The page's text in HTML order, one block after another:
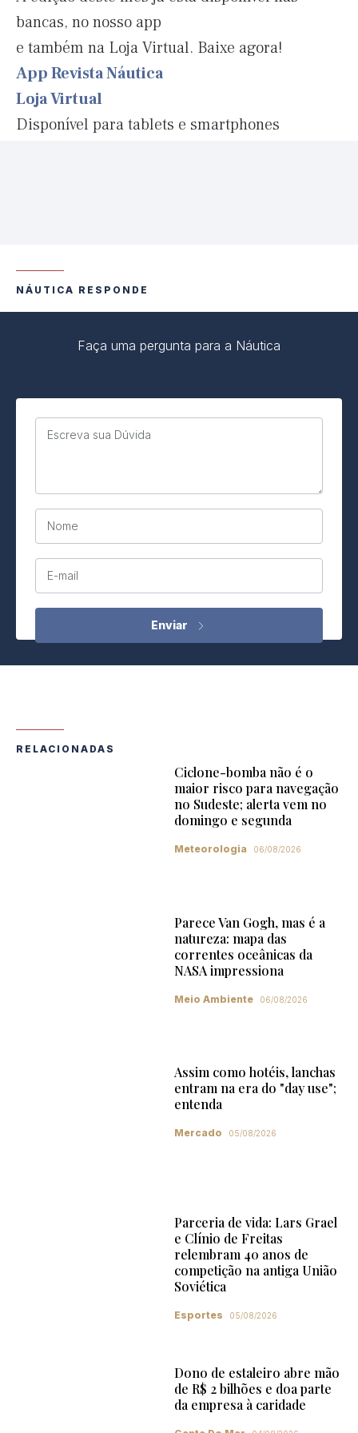
bancas, no nosso app
e também na Loja Virtual. Baixe agora!
App Revista Náutica
Loja Virtual
Disponível para tablets e smartphones
NÁUTICA RESPONDE
Faça uma pergunta para a Náutica
Escreva sua Dúvida
Nome
E-mail
RELACIONADAS
Ciclone-bomba não é o
maior risco para navegação
no Sudeste; alerta vem no
domingo e segunda
Meteorologia 06/08/2026
Parece Van Gogh, mas é a
natureza: mapa das
correntes oceânicas da
NASA impressiona
Meio Ambiente 06/08/2026
Assim como hotéis, lanchas
entram na era do "day use";
entenda
Mercado 05/08/2026
Parceria de vida: Lars Grael
e Clínio de Freitas
relembram 40 anos de
competição na antiga União
Soviética
Esportes 05/08/2026
Dono de estaleiro abre mão
de R$ 2 bilhões e doa parte
da empresa à caridade